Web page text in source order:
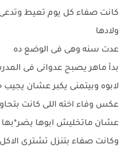
كانت صفاء كل يوم تعيط وتدعى
ولادها
عدت سنه وهى فى الوضع ده
بدأ ماهر يصبح عدوانى فى
لابوه وبيتمنى يكبر عشان يجيب
عكس وفاء اخته اللى كانت
عشان ماتخليش ابوها
وكانت صفاء بتنزل تشترى